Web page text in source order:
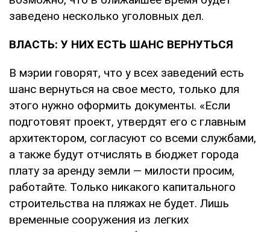
заведено несколько уголовных дел.
ВЛАСТЬ: У НИХ ЕСТЬ ШАНС ВЕРНУТЬСЯ
В мэрии говорят, что у всех заведений есть
шанс вернуться на свое место, только для
этого нужно оформить документы. «Если
подготовят проект, утвердят его с главным
архитектором, согласуют со всеми службами,
а также будут отчислять в бюджет города
плату за аренду земли — милости просим,
работайте. Только никакого капитального
строительства на пляжах не будет. Лишь
временные сооружения из легких